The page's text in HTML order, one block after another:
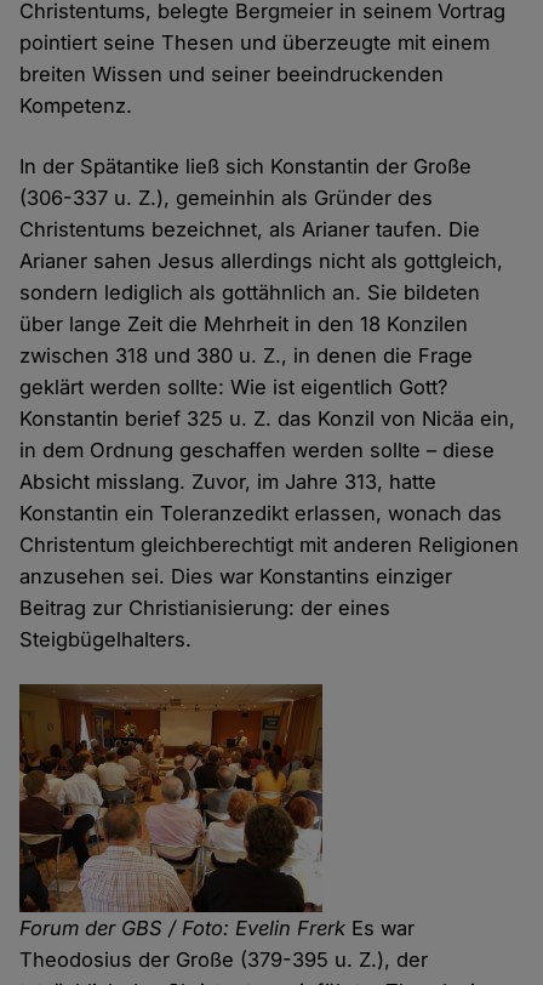
Christentums, belegte Bergmeier in seinem Vortrag
pointiert seine Thesen und überzeugte mit einem
breiten Wissen und seiner beeindruckenden
Kompetenz.
In der Spätantike ließ sich Konstantin der Große
(306-337 u. Z.), gemeinhin als Gründer des
Christentums bezeichnet, als Arianer taufen. Die
Arianer sahen Jesus allerdings nicht als gottgleich,
sondern lediglich als gottähnlich an. Sie bildeten
über lange Zeit die Mehrheit in den 18 Konzilen
zwischen 318 und 380 u. Z., in denen die Frage
geklärt werden sollte: Wie ist eigentlich Gott?
Konstantin berief 325 u. Z. das Konzil von Nicäa ein,
in dem Ordnung geschaffen werden sollte – diese
Absicht misslang. Zuvor, im Jahre 313, hatte
Konstantin ein Toleranzedikt erlassen, wonach das
Christentum gleichberechtigt mit anderen Religionen
anzusehen sei. Dies war Konstantins einziger
Beitrag zur Christianisierung: der eines
Steigbügelhalters.
Forum der GBS / Foto: Evelin Frerk Es war
Theodosius der Große (379-395 u. Z.), der